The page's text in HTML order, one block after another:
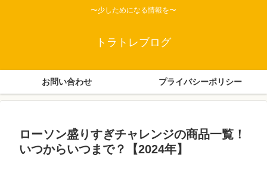
〜少しためになる情報を〜
トラトレブログ
お問い合わせ プライバシーポリシー
ローソン盛りすぎチャレンジの商品一覧！
いつからいつまで？【2024年】